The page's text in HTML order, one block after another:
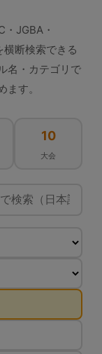
JGBA・
断検索できる
名・カテゴリで
す。
10
大会